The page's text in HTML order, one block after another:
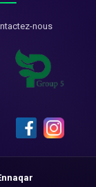
nous